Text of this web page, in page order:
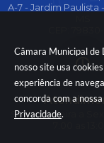
Câmara Municipal de
nosso site usa
experiência de
concorda com a nossa
Privacidade.
A-7 - Jardim Paulista
Segunda-feira a